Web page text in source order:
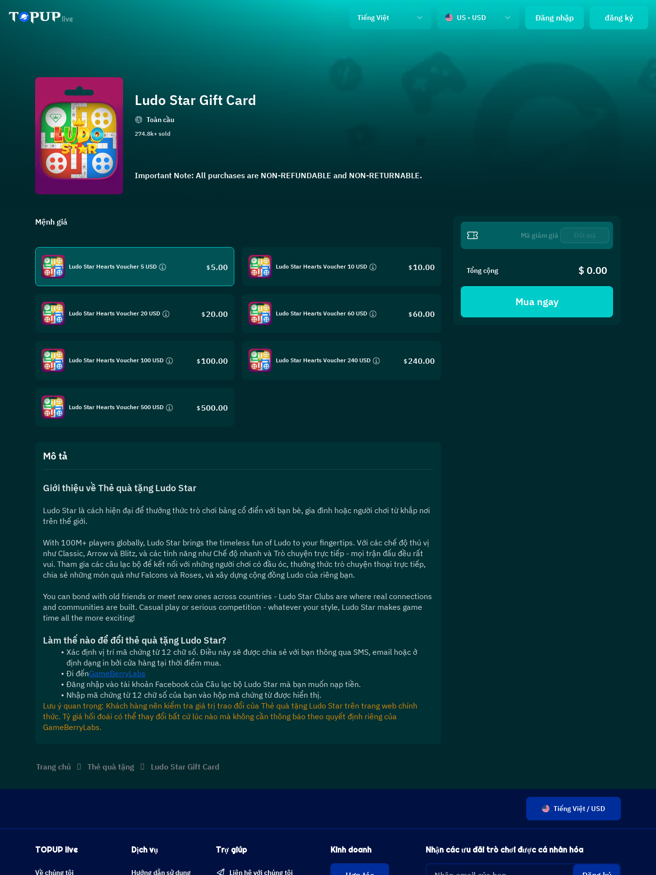
Tiếng Việt US - USD Đăng nhập đăng ký
Ludo Star Gift Card
Toàn cầu
274.8k+ sold
Important Note: All purchases are NON-REFUNDABLE and NON-RETURNABLE.
Mệnh giá
Ludo Star Hearts Voucher 5 USD $ 5.00 Ludo Star Hearts Voucher 10 USD $ 10.00
Ludo Star Hearts Voucher 20 USD $ 20.00 Ludo Star Hearts Voucher 60 USD $60.00
Ludo Star Hearts Voucher 100 USD $ 100.00 Ludo Star Hearts Voucher 240 USD $ 240.00
Ludo Star Hearts Voucher 500 USD $ 500.00
Mô tả
Giới thiệu về Thẻ quà tặng Ludo Star
Ludo Star là cách hiện đại để thưởng thức trò chơi bảng cổ điển với bạn bè, gia đình hoặc người chơi từ khắp nơi
trên thế giới.
With 100M+ players globally, Ludo Star brings the timeless fun of Ludo to your fingertips. Với các chế độ thú vị
như Classic, Arrow và Blitz, và các tính năng như Chế độ nhanh và Trò chuyện trực tiếp - mọi trận đấu đều rất
vui. Tham gia các câu lạc bộ để kết nối với những người chơi có đầu óc, thưởng thức trò chuyện thoại trực tiếp,
chia sẻ những món quà như Falcons và Roses, và xây dựng cộng đồng Ludo của riêng bạn.
You can bond with old friends or meet new ones across countries - Ludo Star Clubs are where real connections
and communities are built. Casual play or serious competition - whatever your style, Ludo Star makes game
time all the more exciting!
Làm thế nào để đổi thẻ quà tặng Ludo Star?
Xác định vị trí mã chứng từ 12 chữ số. Điều này sẽ được chia sẻ với bạn thông qua SMS, email hoặc ở
định dạng in bởi cửa hàng tại thời điểm mua.
Đi đếnGameBerryLabs
Đăng nhập vào tài khoản Facebook của Câu lạc bộ Ludo Star mà bạn muốn nạp tiền.
Nhập mã chứng từ 12 chữ số của bạn vào hộp mã chứng từ được hiển thị.
Lưu ý quan trọng: Khách hàng nên kiểm tra giá trị trao đổi của Thẻ quà tặng Ludo Star trên trang web chính
thức. Tỷ giá hối đoái có thể thay đổi bất cứ lúc nào mà không cần thông báo theo quyết định riêng của
GameBerryLabs.
Đổi mã
Tổng cộng $ 0.00
Mua ngay
Trang chủ Thẻ quà tặng Ludo Star Gift Card
Tiếng Việt / USD
TOPUP live
Về chúng tôi
Dịch vụ
Hướng dẫn sử dụng
Trợ giúp
Liên hệ với chúng tôi
Kinh doanh Nhận các ưu đãi trò chơi được cá nhân hóa